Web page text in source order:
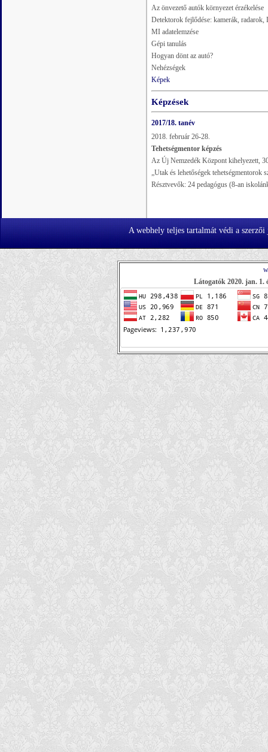
Az önvezető autók környezet érzékelése
Detektorok fejlődése: kamerák,
MI adatelemzése
Gépi tanulás
Hogyan dönt az autó?
Nehézségek
Képek
Képzések
2017/18. tanév
2018. február 26-28.
Tehetségmentor képzés
Az Új Nemzedék Központ kihelyezett,
„Utak és lehetőségek tehetségmentorok
Résztvevők: 24 pedagógus (8-an
A webhely teljes tartalmát védi a szerzői
Látogatók 2020. jan. 1.